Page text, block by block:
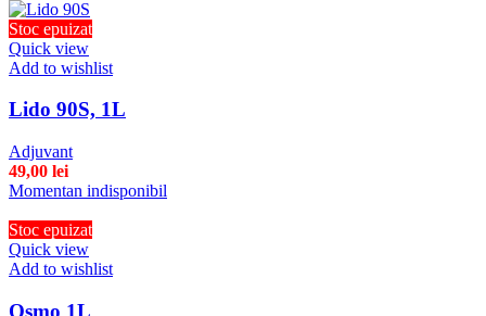
Stoc epuizat
Quick view
Add to wishlist
Lido 90S, 1L
Adjuvant
49,00 lei
Momentan indisponibil
Stoc epuizat
Quick view
Add to wishlist
Osmo 1L